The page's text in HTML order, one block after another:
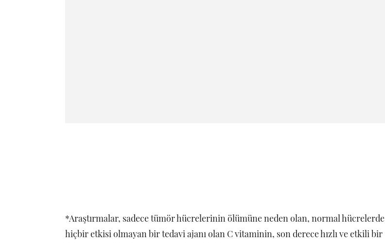
*Araştırmalar, sadece tümör hücrelerinin ölümüne neden olan, normal hücrelerde
hiçbir etkisi olmayan bir tedavi ajanı olan C vitaminin, son derece hızlı ve etkili bir